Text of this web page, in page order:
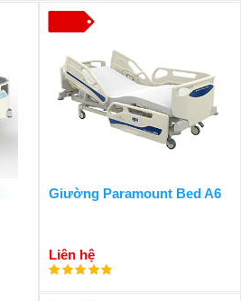
Giường Paramount Bed A6
Liên hệ